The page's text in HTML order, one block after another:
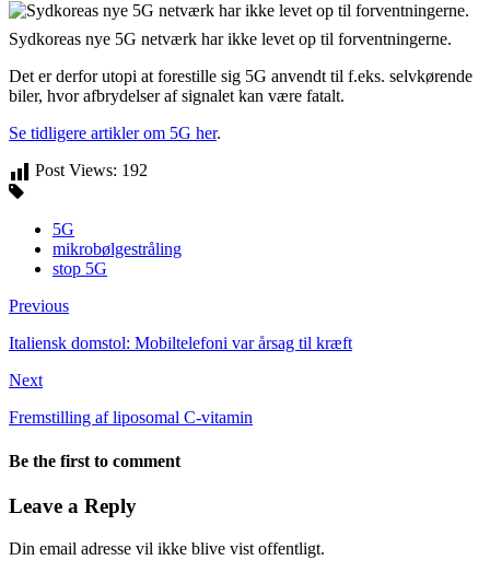
Sydkoreas nye 5G netværk har ikke levet op til forventningerne.
Det er derfor utopi at forestille sig 5G anvendt til f.eks. selvkørende
biler, hvor afbrydelser af signalet kan være fatalt.
Se tidligere artikler om 5G her.
Post Views: 192
5G
mikrobølgestråling
stop 5G
Previous
Italiensk domstol: Mobiltelefoni var årsag til kræft
Next
Fremstilling af liposomal C-vitamin
Be the first to comment
Leave a Reply
Din email adresse vil ikke blive vist offentligt.